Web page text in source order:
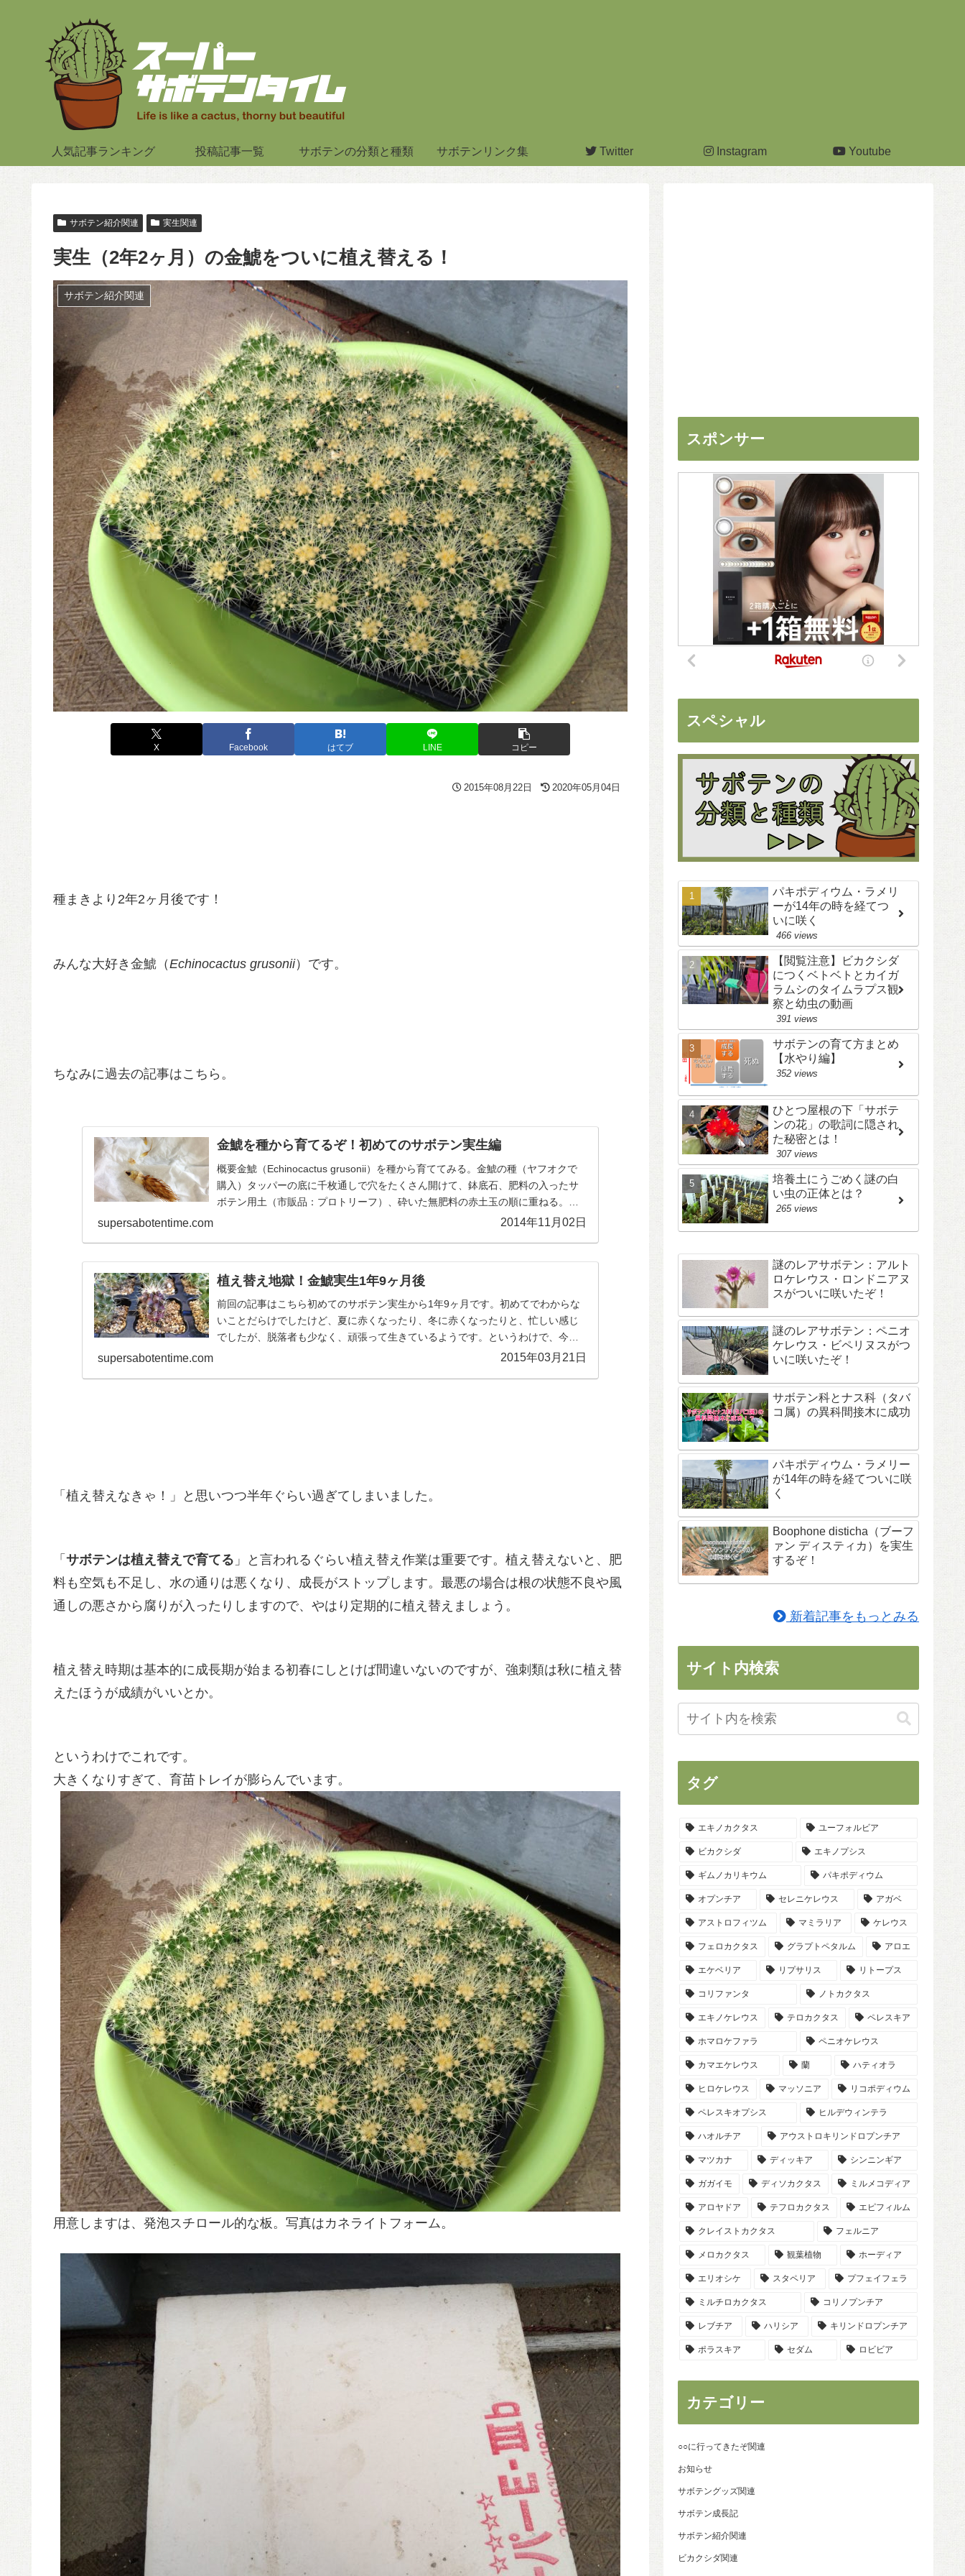
人気記事ランキング 投稿記事一覧 サボテンの分類と種類 サボテンリンク集 Twitter Instagram Youtube
サボテン紹介関連 実生関連
実生（2年2ヶ月）の金鯱をついに植え替える！
サボテン紹介関連
X Facebook はてブ LINE コピー
2015年08月22日 2020年05月04日
種まきより2年2ヶ月後です！
みんな大好き金鯱（Echinocactus grusonii）です。
ちなみに過去の記事はこちら。
金鯱を種から育てるぞ！初めてのサボテン実生編
概要金鯱（Echinocactus grusonii）を種から育ててみる。金鯱の種（ヤフオクで
購入）タッパーの底に千枚通しで穴をたくさん開けて、鉢底石、肥料の入ったサ
ボテン用土（市販品：プロトリーフ）、砕いた無肥料の赤土玉の順に重ねる。。
supersabotentime.com 2014年11月02日
植え替え地獄！金鯱実生1年9ヶ月後
前回の記事はこちら初めてのサボテン実生から1年9ヶ月です。初めてでわからな
いことだらけでしたけど、夏に赤くなったり、冬に赤くなったりと、忙しい感じ
でしたが、脱落者も少なく、頑張って生きているようです。というわけで、今年
supersabotentime.com 2015年03月21日
「植え替えなきゃ！」と思いつつ半年ぐらい過ぎてしまいました。
「 サボテンは植え替えで育てる 」と言われるぐらい植え替え作業は重要です。植え替えないと、肥
料も空気も不足し、水の通りは悪くなり、成長がストップします。最悪の場合は根の状態不良や風
通しの悪さから腐りが入ったりしますので、やはり定期的に植え替えましょう。
植え替え時期は基本的に成長期が始まる初春にしとけば間違いないのですが、強刺類は秋に植え替
えたほうが成績がいいとか。
というわけでこれです。
大きくなりすぎて、育苗トレイが膨らんでいます。
用意しますは、発泡スチロール的な板。写真はカネライトフォーム。
スポンサー
スペシャル
パキポディウム・ラメリ
ーが14年の時を経てつ
いに咲く
466 views
【閲覧注意】ビカクシダ
につくベトベトとカイガ
ラムシのタイムラプス観
察と幼虫の動画
391 views
サボテンの育て方まとめ
【水やり編】
352 views
ひとつ屋根の下「サボテ
ンの花」の歌詞に隠され
た秘密とは！
307 views
培養土にうごめく謎の白
い虫の正体とは？
265 views
謎のレアサボテン：アルト
ロケレウス・ロンドニアヌ
スがついに咲いたぞ！
謎のレアサボテン：ペニオ
ケレウス・ビペリヌスがつ
いに咲いたぞ！
サボテン科とナス科（タバ
コ属）の異科間接木に成功
パキポディウム・ラメリー
が14年の時を経てついに咲
く
Boophone disticha（ブーフ
ァン ディスティカ）を実生
するぞ！
新着記事をもっとみる
サイト内検索
タグ
エキノカクタス ユーフォルビア
ビカクシダ エキノプシス
ギムノカリキウム パキポディウム
オプンチア セレニケレウス アガベ
アストロフィツム マミラリア ケレウス
フェロカクタス グラプトペタルム アロエ
エケベリア リプサリス リトープス
コリファンタ ノトカクタス
エキノケレウス テロカクタス ペレスキア
ホマロケファラ ペニオケレウス
カマエケレウス 蘭 ハティオラ
ヒロケレウス マッソニア リコポディウム
ペレスキオプシス ヒルデウィンテラ
ハオルチア アウストロキリンドロプンチア
マツカナ ディッキア シンニンギア
ガガイモ ディソカクタス ミルメコディア
アロヤドア テフロカクタス エピフィルム
クレイストカクタス フェルニア
メロカクタス 観葉植物 ホーディア
エリオシケ スタペリア プフェイフェラ
ミルチロカクタス コリノプンチア
レブチア ハリシア キリンドロプンチア
ポラスキア セダム ロビビア
カテゴリー
○○に行ってきたぞ関連
お知らせ
サボテングッズ関連
サボテン成長記
サボテン紹介関連
ビカクシダ関連